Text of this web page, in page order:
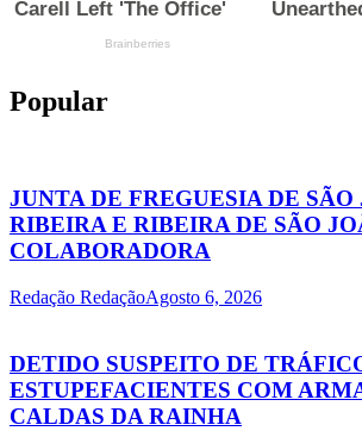
Popular
JUNTA DE FREGUESIA DE SÃO
RIBEIRA E RIBEIRA DE SÃO
COLABORADORA
Redação RedaçãoAgosto 6, 2026
DETIDO SUSPEITO DE
ESTUPEFACIENTES COM
CALDAS DA RAINHA